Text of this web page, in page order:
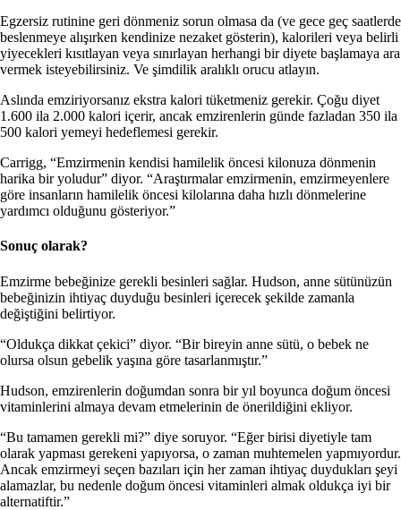
Egzersiz rutinine geri dönmeniz sorun olmasa da (ve gece geç saatlerde
beslenmeye alışırken kendinize nezaket gösterin), kalorileri veya belirli
yiyecekleri kısıtlayan veya sınırlayan herhangi bir diyete başlamaya ara
vermek isteyebilirsiniz. Ve şimdilik aralıklı orucu atlayın.
Aslında emziriyorsanız ekstra kalori tüketmeniz gerekir. Çoğu diyet
1.600 ila 2.000 kalori içerir, ancak emzirenlerin günde fazladan 350 ila
500 kalori yemeyi hedeflemesi gerekir.
Carrigg, “Emzirmenin kendisi hamilelik öncesi kilonuza dönmenin
harika bir yoludur” diyor. “Araştırmalar emzirmenin, emzirmeyenlere
göre insanların hamilelik öncesi kilolarına daha hızlı dönmelerine
yardımcı olduğunu gösteriyor.”
Sonuç olarak?
Emzirme bebeğinize gerekli besinleri sağlar. Hudson, anne sütünüzün
bebeğinizin ihtiyaç duyduğu besinleri içerecek şekilde zamanla
değiştiğini belirtiyor.
“Oldukça dikkat çekici” diyor. “Bir bireyin anne sütü, o bebek ne
olursa olsun gebelik yaşına göre tasarlanmıştır.”
Hudson, emzirenlerin doğumdan sonra bir yıl boyunca doğum öncesi
vitaminlerini almaya devam etmelerinin de önerildiğini ekliyor.
“Bu tamamen gerekli mi?” diye soruyor. “Eğer birisi diyetiyle tam
olarak yapması gerekeni yapıyorsa, o zaman muhtemelen yapmıyordur.
Ancak emzirmeyi seçen bazıları için her zaman ihtiyaç duydukları şeyi
alamazlar, bu nedenle doğum öncesi vitaminleri almak oldukça iyi bir
alternatiftir.”